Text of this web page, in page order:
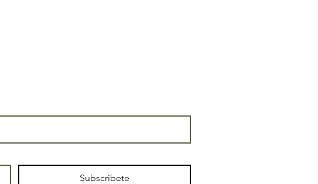
Subscribete